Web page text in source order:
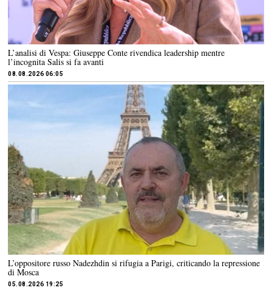
L’analisi di Vespa: Giuseppe Conte rivendica leadership mentre
l’incognita Salis si fa avanti
08.08.2026 06:05
L’oppositore russo Nadezhdin si rifugia a Parigi, criticando la repressione
di Mosca
05.08.2026 19:25